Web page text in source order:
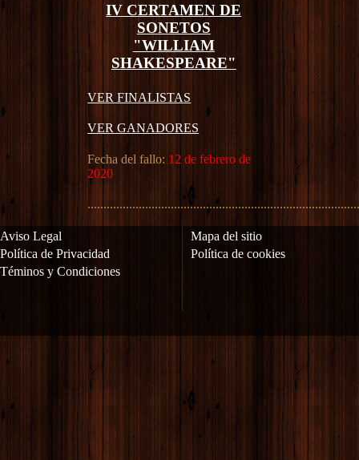
IV CERTAMEN DE
SONETOS
"WILLIAM
SHAKESPEARE"
VER FINALISTAS
VER GANADORES
Fecha del fallo: 12 de febrero de
2020
Aviso Legal
Política de Privacidad
Téminos y Condiciones
Mapa del sitio
Política de cookies